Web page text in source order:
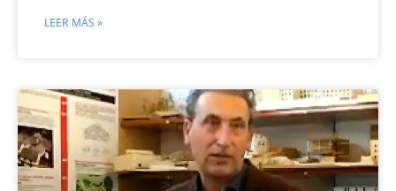
LEER MÁS »